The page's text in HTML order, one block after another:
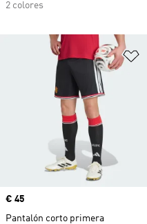
2 colores
Precio
€ 45
Pantalón corto primera